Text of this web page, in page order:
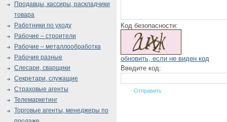
Код безопасности:
обновить, если не виден код
Введите код:
Продавцы, кассиры, раскладчики
товара
Работники по уходу
Рабочие – строители
Рабочие – металлообработка
Рабочие разные
Слесари, сварщики
Секретари, служащие
Страховые агенты
Телемаркетинг
Торговые агенты, менеджеры по